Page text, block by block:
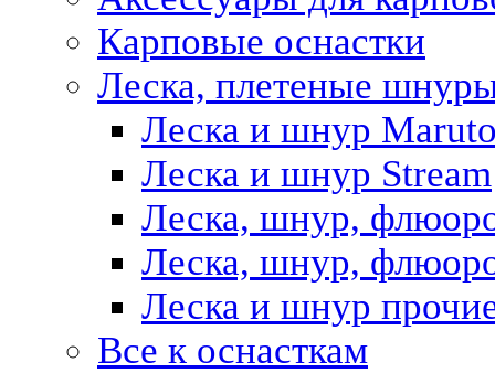
Карповые оснастки
Леска, плетеные
Леска и шнур
Леска и шнур Stream
Леска, шнур,
Леска, шнур,
Леска и шнур
Все к оснасткам